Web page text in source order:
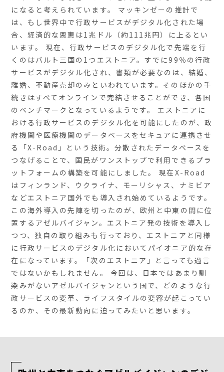
になると考えられています。 マッキンゼーの推計で
は、もし世界中で行政サービスがデジタル化された場
合、経済的な恩恵は1兆ドル（約111兆円）に上るとい
います。 現在、行政サービスのデジタル化で先端を行
くのはバルト三国の1つエストニア。すでに99％の行政
サービスがデジタル化され、書類が必要なのは、結婚、
離婚、不動産売却のみといわれています。そのほかの手
続きはすべてオンラインで完結させることができ、各国
のベンチマークとなっているようです。 エストニアに
おける行政サービスのデジタル化を可能にしたのが、政
府機関や医療機関のデータベースをセキュアに連携させ
る「X-Road」という技術。分散されたデータベースを
つなげることで、国民がワンストップで利用できるプラ
ットフォームの構築を可能にしました。 現在X-Road
はフィンランド、ウクライナ、モーリシャス、ナミビア
などエストニア国外でも導入され始めているようです。
この海外導入の先陣を切ったのが、欧州と中東の間に位
置するアゼルバイジャン。エストニア発の技術を導入し
つつ、独自の取り組みも行っており、エストニアと同様
に行政サービスのデジタル化においてパイオニア的な存
在になっています。「次のエストニア」と言っても過言
ではないかもしれません。 今回は、日本ではあまり馴
染みがないアゼルバイジャンという国で、どのような行
政サービスの変革、ライフスタイルの変容が起こってい
るのか、その最新動向に迫ってみたいと思います。